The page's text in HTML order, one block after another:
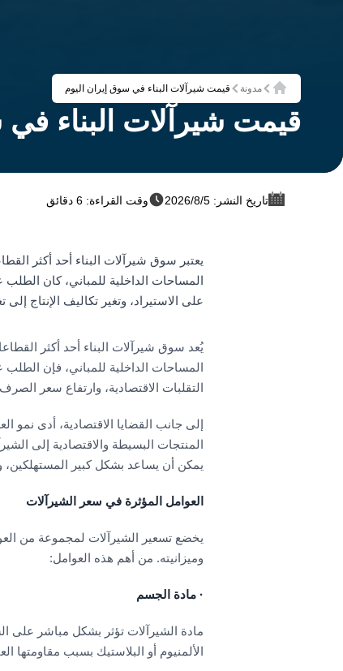
الرئيسية
مدونة قیمت شیرآلات البناء في سوق إيران اليوم
قیمت شیرآلات البناء
تاريخ النشر: 5‏/8‏/2026 وقت القراءة: 6 دقائق
يعتبر سوق شیرآلات البناء أحد أكثر
المساحات الداخلية للمباني، كان
على الاستيراد، وتغير تكاليف الإنتاج
يُعد سوق شیرآلات البناء أحد أكثر
المساحات الداخلية للمباني، فإن
التقلبات الاقتصادية، وارتفاع سعر
إلى جانب القضايا الاقتصادية، أدى نمو
المنتجات البسيطة والاقتصادية إلى
يمكن أن يساعد بشكل كبير المستهلكين،
العوامل المؤثرة في سعر الشیرآلات
يخضع تسعير الشیرآلات لمجموعة من
وميزانيته. من أهم هذه العوامل:
· مادة الجسم
مادة الشیرآلات تؤثر بشكل مباشر على
الألمنيوم أو البلاستيك بسبب مقاومتها